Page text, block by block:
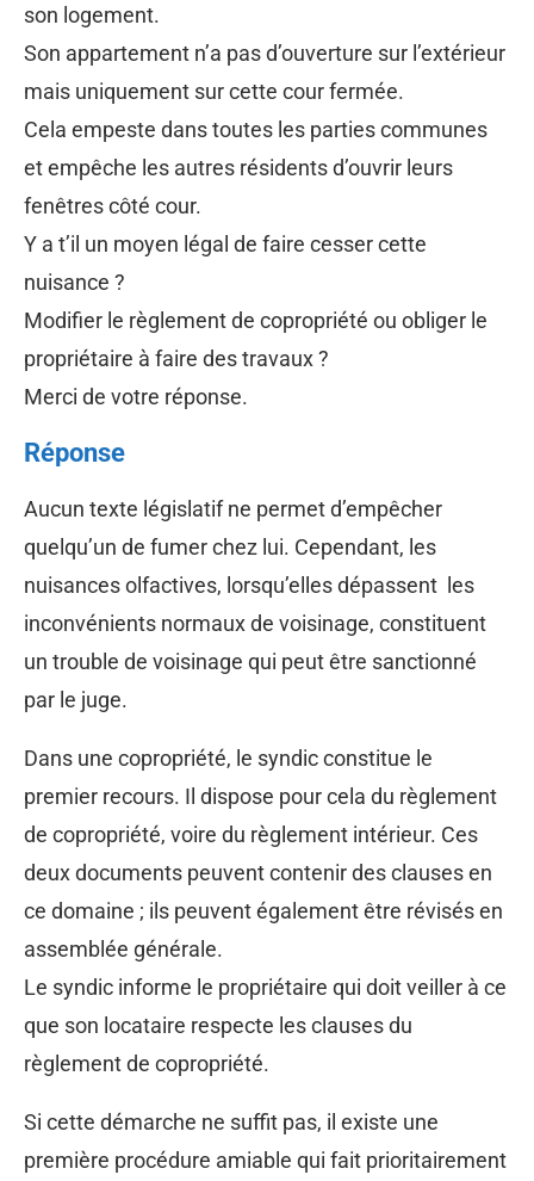
son logement.
Son appartement n’a pas d’ouverture sur l’extérieur
mais uniquement sur cette cour fermée.
Cela empeste dans toutes les parties communes
et empêche les autres résidents d’ouvrir leurs
fenêtres côté cour.
Y a t’il un moyen légal de faire cesser cette
nuisance ?
Modifier le règlement de copropriété ou obliger le
propriétaire à faire des travaux ?
Merci de votre réponse.
Réponse
Aucun texte législatif ne permet d’empêcher
quelqu’un de fumer chez lui. Cependant, les
nuisances olfactives, lorsqu’elles dépassent les
inconvénients normaux de voisinage, constituent
un trouble de voisinage qui peut être sanctionné
par le juge.
Dans une copropriété, le syndic constitue le
premier recours. Il dispose pour cela du règlement
de copropriété, voire du règlement intérieur. Ces
deux documents peuvent contenir des clauses en
ce domaine ; ils peuvent également être révisés en
assemblée générale.
Le syndic informe le propriétaire qui doit veiller à ce
que son locataire respecte les clauses du
règlement de copropriété.
Si cette démarche ne suffit pas, il existe une
première procédure amiable qui fait prioritairement